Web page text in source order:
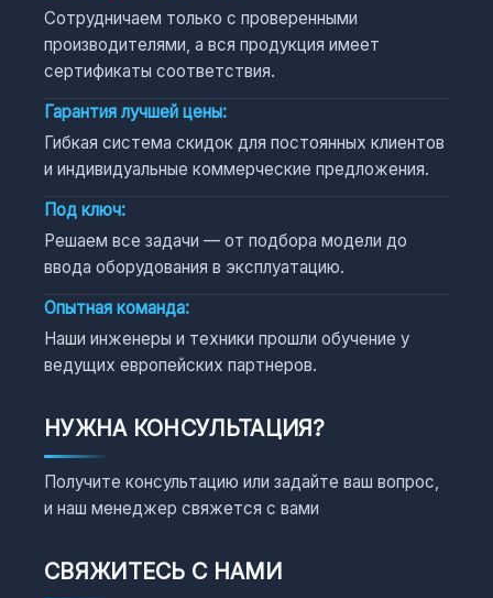
Сотрудничаем только с проверенными
производителями, а вся продукция имеет
сертификаты соответствия.
Гарантия лучшей цены:
Гибкая система скидок для постоянных клиентов
и индивидуальные коммерческие предложения.
Под ключ:
Решаем все задачи — от подбора модели до
ввода оборудования в эксплуатацию.
Опытная команда:
Наши инженеры и техники прошли обучение у
ведущих европейских партнеров.
НУЖНА КОНСУЛЬТАЦИЯ?
Получите консультацию или задайте ваш вопрос,
и наш менеджер свяжется с вами
СВЯЖИТЕСЬ С НАМИ